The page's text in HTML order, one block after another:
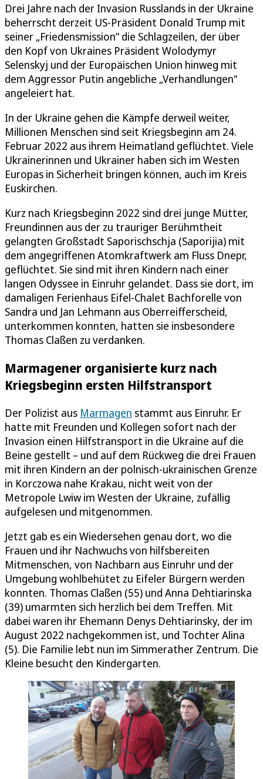
Drei Jahre nach der Invasion Russlands in der Ukraine
beherrscht derzeit US-Präsident Donald Trump mit
seiner „Friedensmission“ die Schlagzeilen, der über
den Kopf von Ukraines Präsident Wolodymyr
Selenskyj und der Europäischen Union hinweg mit
dem Aggressor Putin angebliche „Verhandlungen“
angeleiert hat.
In der Ukraine gehen die Kämpfe derweil weiter,
Millionen Menschen sind seit Kriegsbeginn am 24.
Februar 2022 aus ihrem Heimatland geflüchtet. Viele
Ukrainerinnen und Ukrainer haben sich im Westen
Europas in Sicherheit bringen können, auch im Kreis
Euskirchen.
Kurz nach Kriegsbeginn 2022 sind drei junge Mütter,
Freundinnen aus der zu trauriger Berühmtheit
gelangten Großstadt Saporischschja (Saporijia) mit
dem angegriffenen Atomkraftwerk am Fluss Dnepr,
geflüchtet. Sie sind mit ihren Kindern nach einer
langen Odyssee in Einruhr gelandet. Dass sie dort, im
damaligen Ferienhaus Eifel-Chalet Bachforelle von
Sandra und Jan Lehmann aus Oberreifferscheid,
unterkommen konnten, hatten sie insbesondere
Thomas Claßen zu verdanken.
Marmagener organisierte kurz nach
Kriegsbeginn ersten Hilfstransport
Der Polizist aus Marmagen stammt aus Einruhr. Er
hatte mit Freunden und Kollegen sofort nach der
Invasion einen Hilfstransport in die Ukraine auf die
Beine gestellt – und auf dem Rückweg die drei Frauen
mit ihren Kindern an der polnisch-ukrainischen Grenze
in Korczowa nahe Krakau, nicht weit von der
Metropole Lwiw im Westen der Ukraine, zufällig
aufgelesen und mitgenommen.
Jetzt gab es ein Wiedersehen genau dort, wo die
Frauen und ihr Nachwuchs von hilfsbereiten
Mitmenschen, von Nachbarn aus Einruhr und der
Umgebung wohlbehütet zu Eifeler Bürgern werden
konnten. Thomas Claßen (55) und Anna Dehtiarinska
(39) umarmten sich herzlich bei dem Treffen. Mit
dabei waren ihr Ehemann Denys Dehtiarinsky, der im
August 2022 nachgekommen ist, und Tochter Alina
(5). Die Familie lebt nun im Simmerather Zentrum. Die
Kleine besucht den Kindergarten.